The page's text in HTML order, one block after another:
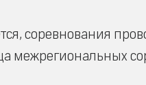
соревнования